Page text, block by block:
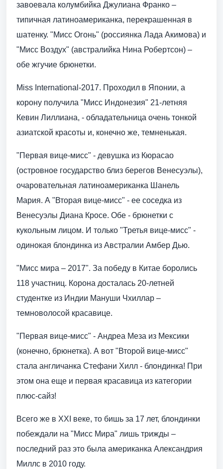
завоевала колумбийка Джулиана Франко –
типичная латиноамериканка, перекрашенная в
шатенку. "Мисс Огонь" (россиянка Лада Акимова) и
"Мисс Воздух" (австралийка Нина Робертсон) –
обе жгучие брюнетки.
Miss International-2017. Проходил в Японии, а
корону получила "Мисс Индонезия" 21-летняя
Кевин Лиллиана, - обладательница очень тонкой
азиатской красоты и, конечно же, темненькая.
"Первая вице-мисс" - девушка из Кюрасао
(островное государство близ берегов Венесуэлы),
очаровательная латиноамериканка Шанель
Мария. А "Вторая вице-мисс" - ее соседка из
Венесуэлы Диана Кросе. Обе - брюнетки с
кукольным лицом. И только "Третья вице-мисс" -
одинокая блондинка из Австралии Амбер Дью.
"Мисс мира – 2017". За победу в Китае боролись
118 участниц. Корона досталась 20-летней
студентке из Индии Мануши Чхиллар –
темноволосой красавице.
"Первая вице-мисс" - Андреа Меза из Мексики
(конечно, брюнетка). А вот "Второй вице-мисс"
стала англичанка Стефани Хилл - блондинка! При
этом она еще и первая красавица из категории
плюс-сайз!
Всего же в ХХI веке, то бишь за 17 лет, блондинки
побеждали на "Мисс Мира" лишь трижды –
последний раз это была американка Александрия
Миллс в 2010 году.